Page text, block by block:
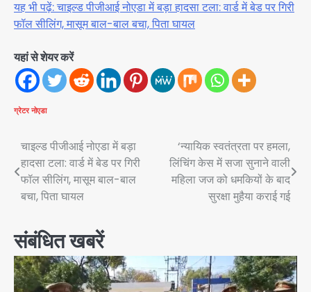
यह भी पढ़ें: चाइल्ड पीजीआई नोएडा में बड़ा हादसा टला: वार्ड में बेड पर गिरी
फॉल सीलिंग, मासूम बाल-बाल बचा, पिता घायल
यहां से शेयर करें
ग्रेटर नोएडा
Post
navigation
चाइल्ड पीजीआई नोएडा में बड़ा
हादसा टला: वार्ड में बेड पर गिरी
फॉल सीलिंग, मासूम बाल-बाल
बचा, पिता घायल
‘न्यायिक स्वतंत्रता पर हमला,
लिंचिंग केस में सजा सुनाने वाली
महिला जज को धमकियों के बाद
सुरक्षा मुहैया कराई गई
संबंधित खबरें